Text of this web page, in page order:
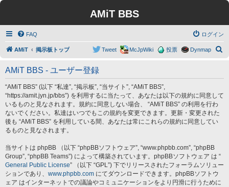
AMiT BBS
FAQ ログイン
AMiT 掲示板トップ Dynmap
投票
McJpWiki
Tweet
AMiT BBS - ユーザー登録
“AMiT BBS” (以下 “私達”, “掲示板”, “当サイト”, “AMiT BBS”,
“https://amit.jyn.jp/bbs”) を利用するに当たって、あなたは以下の規約に同意して
いるものと見なされます。規約に同意しない場合、 “AMiT BBS” の利用を行わ
ないでください。私達はいつでもこの規約を変更できます。更新・変更された
後も “AMiT BBS” を利用している間、あなたは常にこれらの規約に同意してい
るものと見なされます。
当サイトは phpBB （以下 “phpBBソフトウェア”, “www.phpbb.com”, “phpBB
Group”, “phpBB Teams”) によって構築されています。phpBBソフトウェア は “
General Public License” （以下 “GPL”) 下でリリースされたフォーラムソリュー
ションであり、 www.phpbb.com にてダウンロードできます。phpBBソフトウ
ェア はインターネットでの議論やコミュニケーションをより円滑に行うために